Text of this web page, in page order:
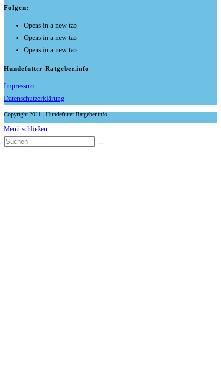
Folgen:
Opens in a new tab
Opens in a new tab
Opens in a new tab
Hundefutter-Ratgeber.info
Impressum
Datenschutzerklärung
Copyright 2021 - Hundefutter-Ratgeber.info
Menü schließen